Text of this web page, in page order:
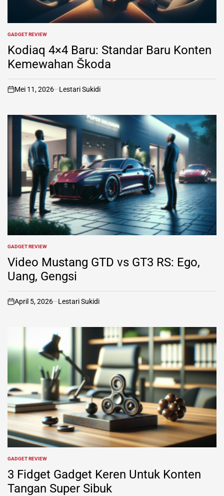
POSTED
IN
GADGET REVIEW
Kodiaq 4×4 Baru: Standar Baru Konten
Kemewahan Škoda
on
Mei 11, 2026 Lestari Sukidi
POSTED
IN
GADGET REVIEW
Video Mustang GTD vs GT3 RS: Ego,
Uang, Gengsi
on
April 5, 2026 Lestari Sukidi
POSTED
IN
GADGET REVIEW
3 Fidget Gadget Keren Untuk Konten
Tangan Super Sibuk